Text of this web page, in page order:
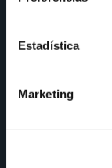
Estadística
Marketing